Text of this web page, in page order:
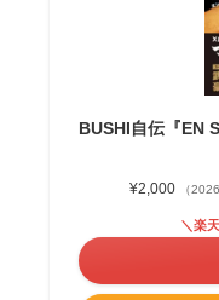
BUSHI自伝『EN
¥2,000 （
＼楽